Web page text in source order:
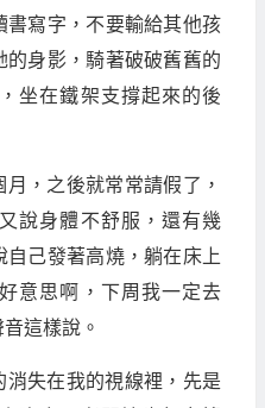
書寫字，不要輸給其他孩
身影，騎著破破舊舊的
坐在鐵架支撐起來的後
，之後就常常請假了，
說身體不舒服，還有幾
己發著高燒，躺在床上
意思啊，下周我一定去
這樣說。
消失在我的視線裡，先是